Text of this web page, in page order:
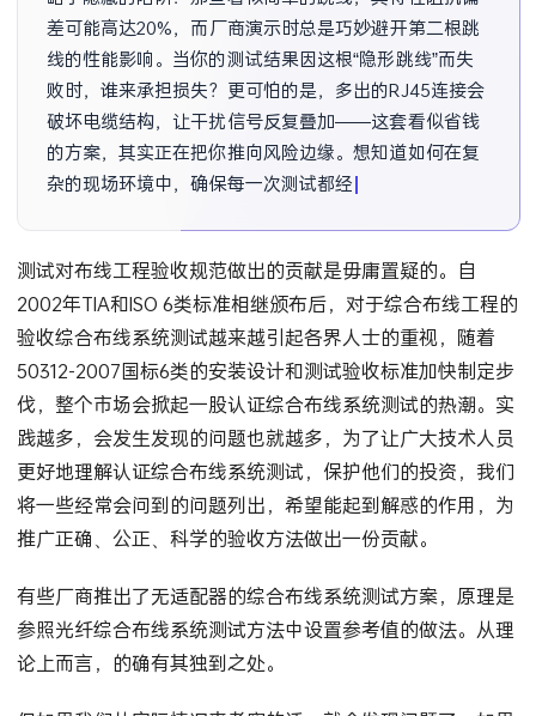
差可能高达20%，而厂商演示时总是巧妙避开第二根跳
线的性能影响。当你的测试结果因这根“隐形跳线”而失
败时，谁来承担损失？更可怕的是，多出的RJ45连接会
破坏电缆结构，让干扰信号反复叠加——这套看似省钱
的方案，其实正在把你推向风险边缘。想知道如何在复
杂的现场环境中，确保每一次测试都经得起业主的质疑
测试对布线工程验收规范做出的贡献是毋庸置疑的。自
2002年TIA和ISO 6类标准相继颁布后，对于综合布线工程的
验收综合布线系统测试越来越引起各界人士的重视，随着
50312-2007国标6类的安装设计和测试验收标准加快制定步
伐，整个市场会掀起一股认证综合布线系统测试的热潮。实
践越多，会发生发现的问题也就越多，为了让广大技术人员
更好地理解认证综合布线系统测试，保护他们的投资，我们
将一些经常会问到的问题列出，希望能起到解惑的作用，为
有些厂商推出了无适配器的综合布线系统测试方案，原理是
参照光纤综合布线系统测试方法中设置参考值的做法。从理